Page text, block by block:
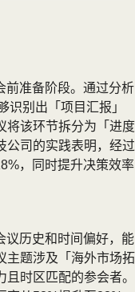
前准备阶段。通过分析
识别出「项目汇报」
将该环节拆分为「进度
公司的实践表明，经过
，同时提升决策效率
议历史和时间偏好，能
主题涉及「海外市场拓
时区匹配的参会者。